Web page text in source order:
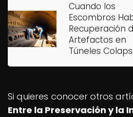
Cuando los
Escombros
Recuperación
Artefactos en
Túneles
Si quieres conocer otros
Entre la Preservación y la